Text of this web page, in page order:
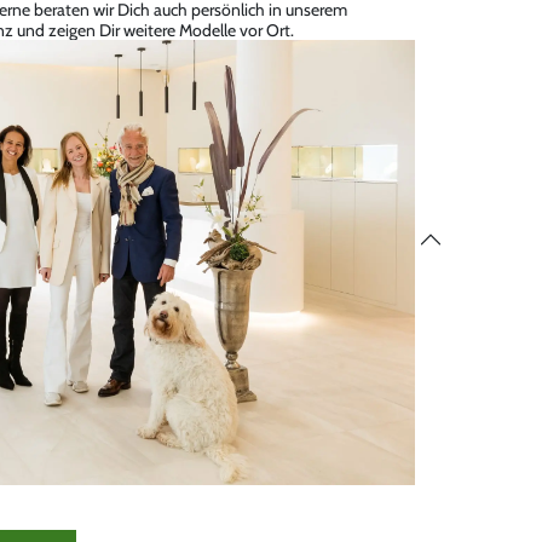
beraten wir Dich auch persönlich in unserem
und zeigen Dir weitere Modelle vor Ort.